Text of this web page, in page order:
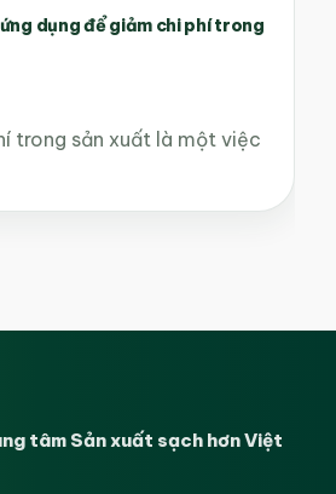
dụng để giảm chi phí trong
trong sản xuất là một việc
tâm Sản xuất sạch hơn Việt